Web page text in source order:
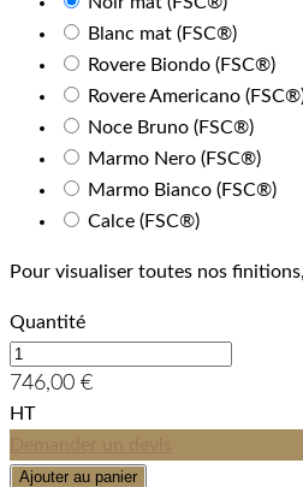
Blanc mat (FSC®)
Rovere Biondo (FSC®)
Rovere Americano
Noce Bruno (FSC®)
Marmo Nero (FSC®)
Marmo Bianco (FSC®)
Calce (FSC®)
Pour visualiser toutes nos finitions,
Quantité
746,00 €
HT
Ajouter au panier